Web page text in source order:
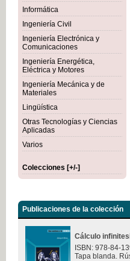
Informática
Ingeniería Civil
Ingeniería Electrónica y
Comunicaciones
Ingeniería Energética,
Eléctrica y Motores
Ingeniería Mecánica y de
Materiales
Lingüística
Otras Tecnologías y Ciencias
Aplicadas
Varios
Colecciones [+/-]
Publicaciones de la colección
Cálculo
ISBN: 978-84-
Tapa blanda.